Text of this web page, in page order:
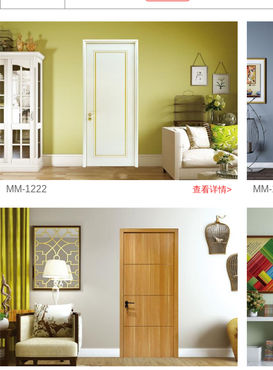
MM-1222 查看详情>